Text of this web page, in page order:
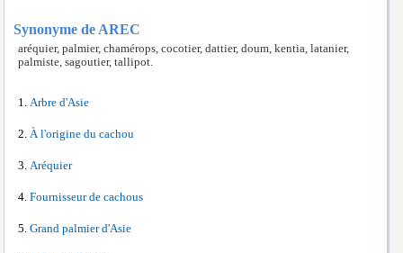
Synonyme de AREC
aréquier, palmier, chamérops, cocotier, dattier, doum, kentia, latanier,
palmiste, sagoutier, tallipot.
Arbre d'Asie
À l'origine du cachou
Aréquier
Fournisseur de cachous
Grand palmier d'Asie